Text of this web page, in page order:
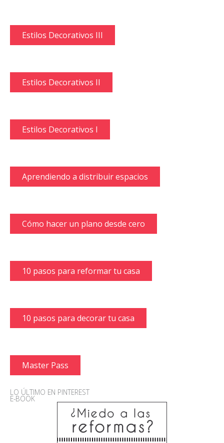
Estilos Decorativos III
Estilos Decorativos II
Estilos Decorativos I
Aprendiendo a distribuir espacios
Cómo hacer un plano desde cero
10 pasos para reformar tu casa
10 pasos para decorar tu casa
Master Pass
LO ÚLTIMO EN PINTEREST
E-BOOK